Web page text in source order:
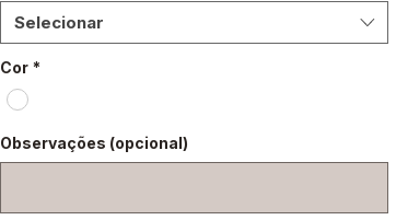
Selecionar
Cor *
Observações (opcional)